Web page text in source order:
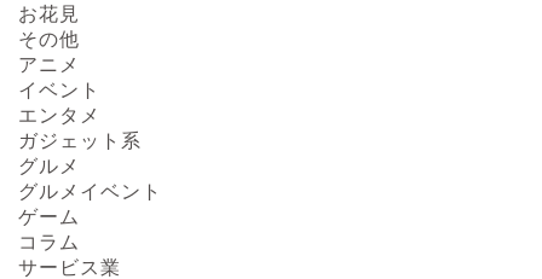
お花見
その他
アニメ
イベント
エンタメ
ガジェット系
グルメ
グルメイベント
ゲーム
コラム
サービス業